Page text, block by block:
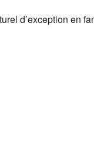
d’exception en